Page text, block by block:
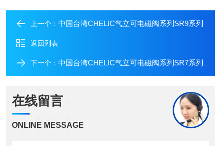
上一个： 中国台湾CHELIC气立可电磁阀系列SR9系列
返回列表
下一个： 中国台湾CHELIC气立可电磁阀系列SR7系列
在线留言
ONLINE MESSAGE